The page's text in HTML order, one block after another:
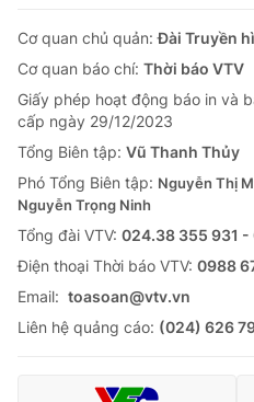
Cơ quan chủ quản:Đài Truyền
Cơ quan báo chí: Thời báo VTV
Giấy phép hoạt động báo in và
cấp ngày 29/12/2023
Tổng Biên tập: Vũ Thanh Thủy
Phó Tổng Biên tập: Nguyễn Thị
Nguyễn Trọng Ninh
Tổng đài VTV: 024.38 355 931
Ðiện thoại Thời báo VTV: 0988
Email: toasoan@vtv.vn
Liên hệ quảng cáo: (024) 626